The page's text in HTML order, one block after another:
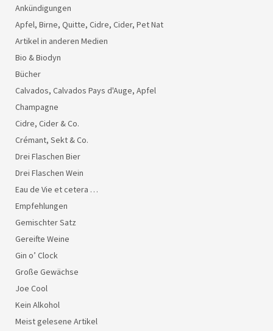
Ankündigungen
Apfel, Birne, Quitte, Cidre, Cider, Pet Nat
Artikel in anderen Medien
Bio & Biodyn
Bücher
Calvados, Calvados Pays d'Auge, Apfel
Champagne
Cidre, Cider & Co.
Crémant, Sekt & Co.
Drei Flaschen Bier
Drei Flaschen Wein
Eau de Vie et cetera …
Empfehlungen
Gemischter Satz
Gereifte Weine
Gin o’ Clock
Große Gewächse
Joe Cool
Kein Alkohol
Meist gelesene Artikel